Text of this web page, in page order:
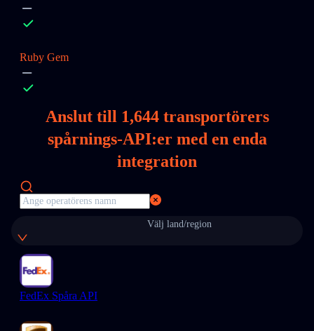
Ruby Gem
Anslut till 1,644transportörers
spårnings-API:er med en enda
integration
Välj land/region
FedEx Spåra API